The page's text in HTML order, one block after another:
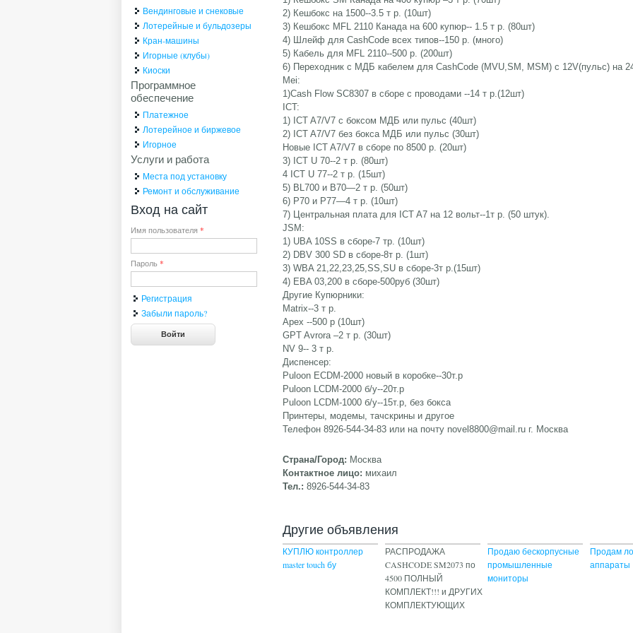
2) Кешбокс на 1500--3.5 т р. (10шт)
3) Кешбокс MFL 2110 Канада на 600 купюр-- 1.5 т р. (80шт)
4) Шлейф для CashCode всех типов--150 р. (много)
5) Кабель для MFL 2110--500 р. (200шт)
6) Переходник с МДБ кабелем для CashCode (MVU,SM, MSM) с 12V(пульс) на
Mei:
1)Cash Flow SC8307 в сборе с проводами --14 т р.(12шт)
ICT:
1) ICT A7/V7 с боксом МДБ или пульс (40шт)
2) ICT A7/V7 без бокса МДБ или пульс (30шт)
Новые ICT A7/V7 в сборе по 8500 р. (20шт)
3) ICT U 70--2 т р. (80шт)
4 ICT U 77--2 т р. (15шт)
5) BL700 и В70—2 т р. (50шт)
6) P70 и P77—4 т р. (10шт)
7) Центральная плата для ICT A7 на 12 вольт--1т р. (50 штук).
JSM:
1) UBA 10SS в сборе-7 тр. (10шт)
2) DBV 300 SD в сборе-8т р. (1шт)
3) WBA 21,22,23,25,SS,SU в сборе-3т р.(15шт)
4) EBA 03,200 в сборе-500руб (30шт)
Другие Купюрники:
Matrix--3 т р.
Apex --500 р (10шт)
GPT Avrora –2 т р. (30шт)
NV 9-- 3 т р.
Диспенсер:
Puloon ECDM-2000 новый в коробке--30т.р
Puloon LCDM-2000 б/у--20т.р
Puloon LCDM-1000 б/у--15т.р, без бокса
Принтеры, модемы, тачскрины и другое
Телефон 8926-544-34-83 или на почту novel8800@mail.ru г. Москва
Страна/Город: Москва
Контактное лицо: михаил
Тел.:8926-544-34-83
Другие объявления
КУПЛЮ контроллер
master touch бу
РАСПРОДАЖА
CASHCODE SM2073 по
4500 ПОЛНЫЙ
КОМПЛЕКТ!!! и ДРУГИХ
КОМПЛЕКТУЮЩИХ
Продаю бескорпусные
промышленные
мониторы
Продам
аппараты
Вендинговые и снековые
Лотерейные и бульдозеры
Кран-машины
Игорные (клубы)
Киоски
Программное
обеспечение
Платежное
Лотерейное и биржевое
Игорное
Услуги и работа
Места под установку
Ремонт и обслуживание
Вход на сайт
Имя пользователя *
Пароль *
Регистрация
Забыли пароль?